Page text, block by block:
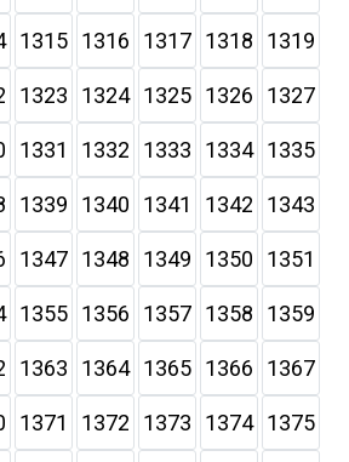
1315 1316 1317 1318 1319
1323 1324 1325 1326 1327
1331 1332 1333 1334 1335
1339 1340 1341 1342 1343
1347 1348 1349 1350 1351
1355 1356 1357 1358 1359
1363 1364 1365 1366 1367
1371 1372 1373 1374 1375